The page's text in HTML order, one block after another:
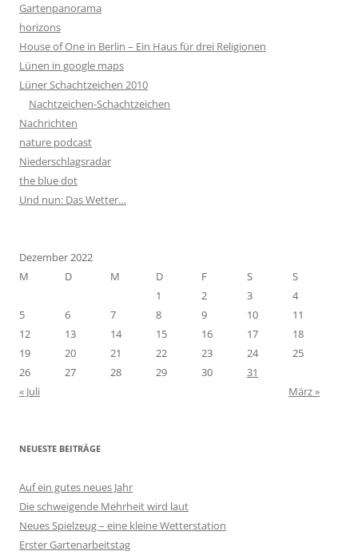
Gartenpanorama
horizons
House of One in Berlin – Ein Haus für drei Religionen
Lünen in google maps
Lüner Schachtzeichen 2010
Nachtzeichen-Schachtzeichen
Nachrichten
nature podcast
Niederschlagsradar
the blue dot
Und nun: Das Wetter…
Dezember 2022
M
D M D F S
S
1
2 3
4
5
6 7 8 9 10
11
12
13 14 15 16 17
18
19
20 21 22 23 24
25
26
27 28 29 30
31
« Juli
März »
NEUESTE BEITRÄGE
Auf ein gutes neues Jahr
Die schweigende Mehrheit wird laut
Neues Spielzeug – eine kleine Wetterstation
Erster Gartenarbeitstag